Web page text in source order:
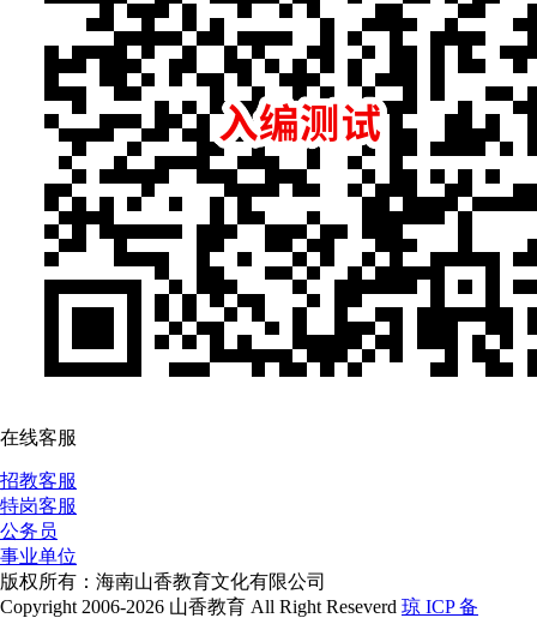
在线客服
招教客服
特岗客服
公务员
事业单位
版权所有：海南山香教育文化有限公司
Copyright 2006-2026 山香教育 All Right Reseverd 琼 ICP 备